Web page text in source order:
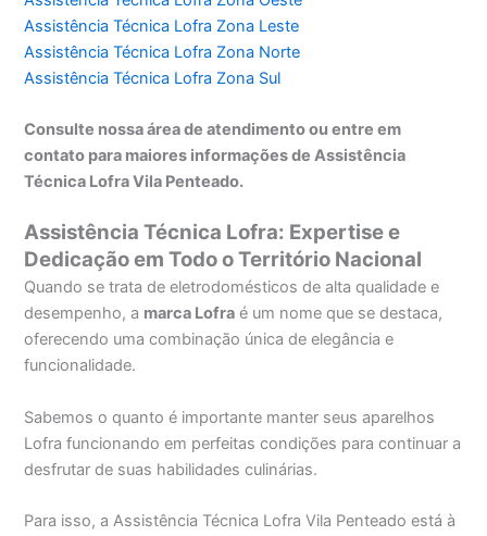
Assistência Técnica Lofra Zona Leste
Assistência Técnica Lofra Zona Norte
Assistência Técnica Lofra Zona Sul
Consulte nossa área de atendimento ou entre em
contato para maiores informações de Assistência
Técnica Lofra Vila Penteado.
Assistência Técnica Lofra: Expertise e
Dedicação em Todo o Território Nacional
Quando se trata de eletrodomésticos de alta qualidade e
desempenho, a marca Lofra é um nome que se destaca,
oferecendo uma combinação única de elegância e
funcionalidade.
Sabemos o quanto é importante manter seus aparelhos
Lofra funcionando em perfeitas condições para continuar a
desfrutar de suas habilidades culinárias.
Para isso, a Assistência Técnica Lofra Vila Penteado está à